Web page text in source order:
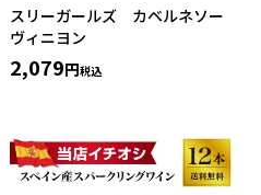
スリーガールズ カベルネソー
ヴィニヨン
2,079 税込